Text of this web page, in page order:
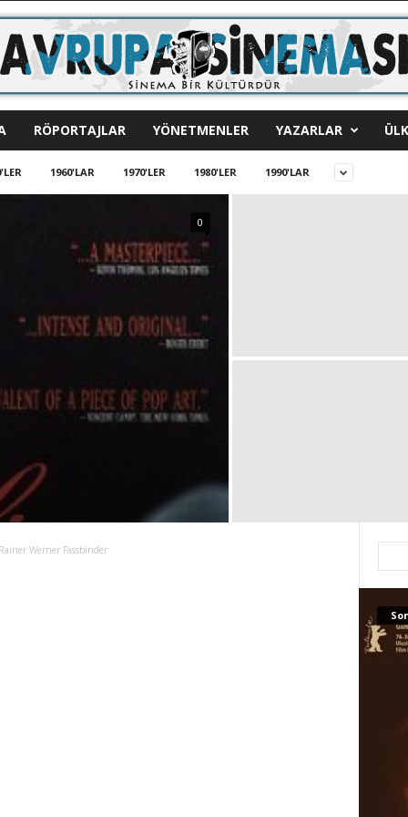
RÖPORTAJLAR YÖNETMENLER YAZARLAR
1960'LAR 1970'LER 1980'LER 1990'LAR
0
Werner Fassbinder